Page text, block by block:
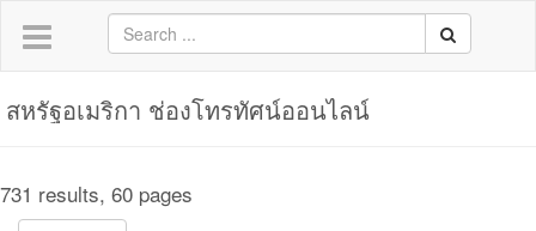
สหรัฐอเมริกา ช่องโทรทัศน์ออนไลน์
731 results, 60 pages